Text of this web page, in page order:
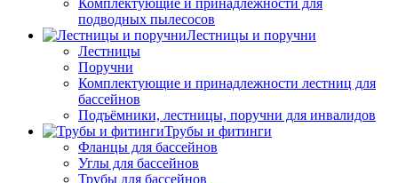
Комплектующие и принадлежности для
подводных пылесосов
Лестницы и поручни
Лестницы
Поручни
Комплектующие и принадлежности лестниц для
бассейнов
Подъёмники, лестницы, поручни для инвалидов
Трубы и фитинги
Фланцы для бассейнов
Углы для бассейнов
Трубы для бассейнов